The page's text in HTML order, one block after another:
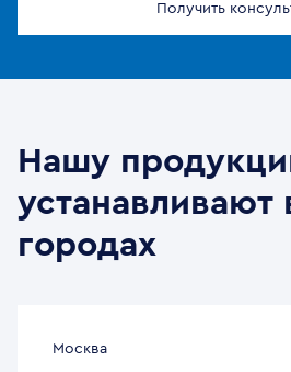
Получить
Нашу
устанавливают
городах
Москва